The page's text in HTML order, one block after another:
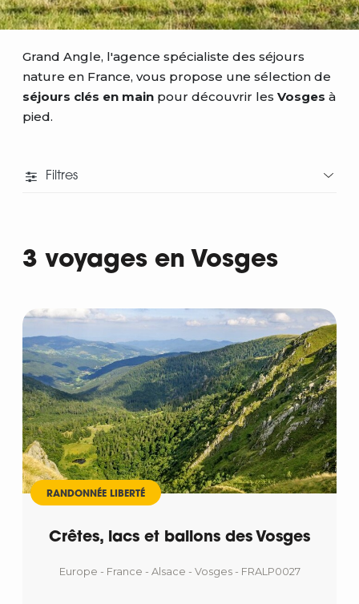
Grand Angle, l'agence spécialiste des séjours
nature en France, vous propose une sélection de
séjours clés en main pour découvrir les Vosges à
pied.
Filtres
Départ
3 voyages en Vosges
RANDONNÉE LIBERTÉ
Crêtes, lacs et ballons des Vosges
Europe - France - Alsace - Vosges - FRALP0027